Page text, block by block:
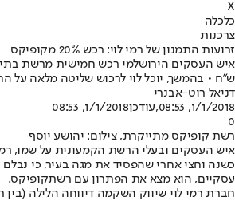
X
כלכלה
צרכנות
זרועות התמנון של רמי לוי: רכש 20% מקופיקס
ש"ח • בהמשך, יוכל לוי לרכוש שליטה מלאה על
דניאל רוט-אבנרי
1/1/2018, 08:53
,עודכן1/1/2018, 08:53
0
רשת קופיקס מתייקרת, צילום: יהושע יוסף
איש העסקים ובעלי הרשת הקמעונית על שמו,
כשנה וחצי אחרי שהפסיד את מגה בעיר, כי
עסקיים, הוא מצא את הפתרון עם רשתקופיקס.
חברת רמי לוי שיווק השקמה דיווחה הלילה (בין